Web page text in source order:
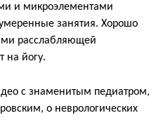
и микроэлементами
занятия. Хорошо
расслабляющей
на йогу.
с знаменитым педиатром,
о неврологических